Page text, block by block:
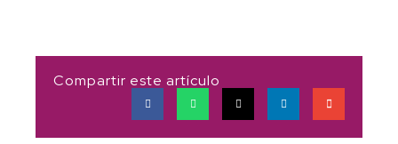
Compartir este artículo